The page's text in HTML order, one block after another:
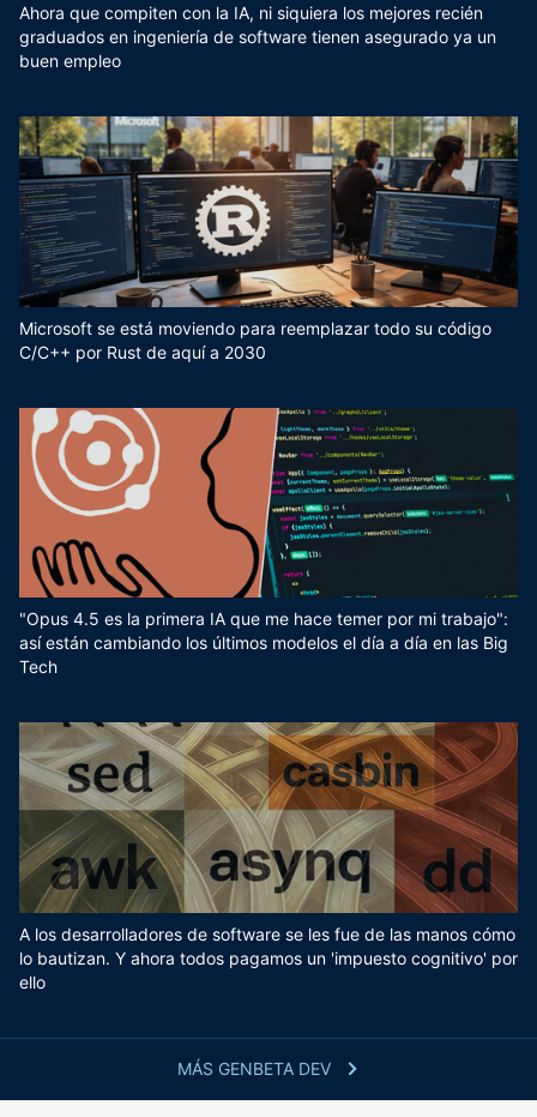
MÁS GENBETA DEV
Ahora que compiten con la IA, ni siquiera los mejores recién
graduados en ingeniería de software tienen asegurado ya un
buen empleo
Microsoft se está moviendo para reemplazar todo su código
C/C++ por Rust de aquí a 2030
"Opus 4.5 es la primera IA que me hace temer por mi trabajo":
así están cambiando los últimos modelos el día a día en las Big
Tech
A los desarrolladores de software se les fue de las manos cómo
lo bautizan. Y ahora todos pagamos un 'impuesto cognitivo' por
ello